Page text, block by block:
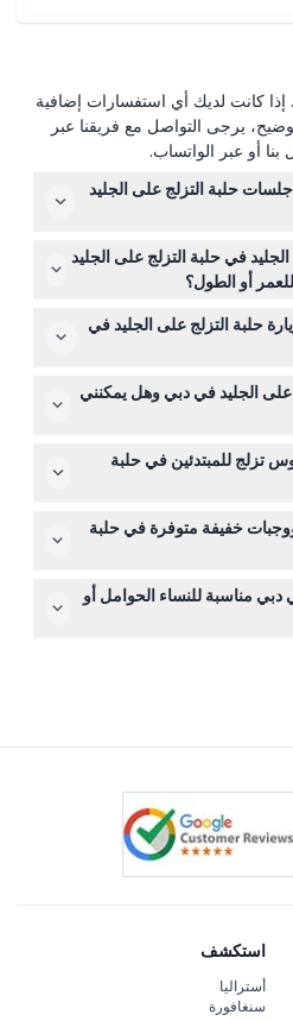
إذا كانت لديك أي استفسارات إضافية
يرجى التواصل مع فريقنا عبر
بنا أو عبر الواتساب.
حلبة التزلج على الجليد
حلبة التزلج على الجليد في دبي مفتوحة يوميًا من الساعة 10:00
مساءً، مع عدة جلسات تزلج لمدة ساعة ونصف
ليالي الديسكو، وجلسات
تساقط الثلوج. تبدأ الجلسة الأخيرة في الساعة 5:00 مساءً
الحجز).
في حلبة التزلج على الجليد
أو الطول؟
يجب أن يكون الأطفال طولهم 100 سم على الأقل للتزلج، ويجب
شخص بالغ يدفع أجرة.
سم.
حلبة التزلج على الجليد في
ومريحة، وجوارب سميكة،
إذا كنت تخطط لاستخدام
ارتداء الملابس الطويلة أو
على الجليد في دبي وهل يمكنني
على الجليد في دبي بسهولة عبر
يرجى ملاحظة أن التذاكر غير قابلة
تحت أي ظرف.
تزلج للمبتدئين في حلبة
البطاريق، ورجال الثلج،
كما تُقدم جلسات تدريب
لتأمين مكانك.
خفيفة متوفرة في حلبة
التزلج، وهناك بار للوجبات
كما تتوفر مقاعد للمشاهدين
المتعة.
مناسبة للنساء الحوامل أو
استكشف
أستراليا
سنغافورة